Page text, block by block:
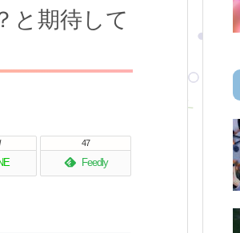
と期待して
Feedly
47